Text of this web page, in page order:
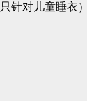
针对儿童睡衣）